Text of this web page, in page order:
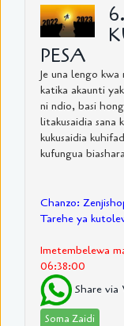
PESA
Je una lengo
katika akaunti
ni ndio, basi
litakusaidia sana
kukusaidia
kufungua
Chanzo:
Tarehe ya
Imetembelewa
06:38:00
Share via
Soma Zaidi